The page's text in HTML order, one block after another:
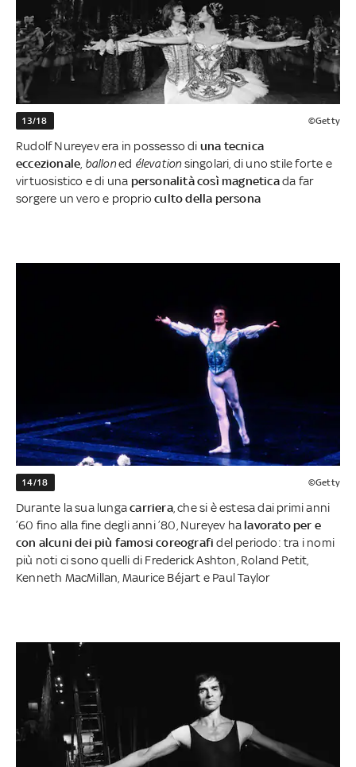
13/18 ©Getty
Rudolf Nureyev era in possesso di una tecnica
eccezionale balloned élevationsingolari, di uno stile forte e
virtuosistico e di una personalità così magneticada far
sorgere un vero e proprioculto della persona
14/18 ©Getty
Durante la sua lungacarriera, che si è estesa dai primi anni
’60 fino alla fine degli anni ’80, Nureyev ha lavorato per e
con alcuni dei più famosi coreografidel periodo: tra i nomi
più noti ci sono quelli di Frederick Ashton, Roland Petit,
Kenneth MacMillan, Maurice Béjart e Paul Taylor